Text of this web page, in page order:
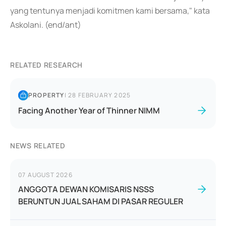
yang tentunya menjadi komitmen kami bersama," kata
Askolani. (end/ant)
RELATED RESEARCH
PROPERTY|28 FEBRUARY 2025
Facing Another Year of Thinner NIMM
NEWS RELATED
07 AUGUST 2026
ANGGOTA DEWAN KOMISARIS NSSS
BERUNTUN JUAL SAHAM DI PASAR REGULER